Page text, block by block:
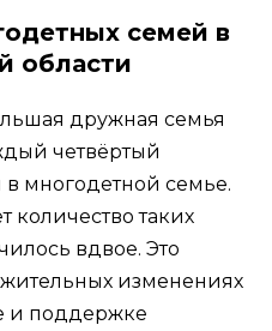
семей в
области
дружная семья
четвёртый
в многодетной семье.
количество таких
вдвое. Это
изменениях
и поддержке